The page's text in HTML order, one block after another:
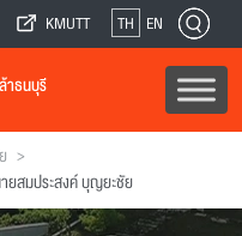
KMUTT TH EN
าธนบุรี
>
ยสมประสงค์ บุญยะชัย